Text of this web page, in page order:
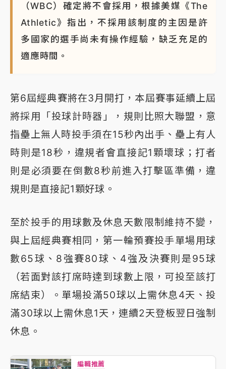
（WBC）確定將不會採用，根據美媒《The
Athletic》指出，不採用該制度的主因是許
多國家的選手尚未有操作經驗，缺乏充足的
適應時間。
第6屆經典賽將在3月開打，本屆賽事延續上屆
將採用「投球計時器」，規則比照大聯盟，意
指壘上無人時投手須在15秒內出手、壘上有人
時則是18秒，違規者會直接記1顆壞球；打者
則是必須要在倒數8秒前進入打擊區準備，違
規則是直接記1顆好球。
至於投手的用球數及休息天數限制維持不變，
與上屆經典賽相同，第一輪預賽投手單場用球
數65球、8強賽80球、4強及決賽則是95球
（若面對該打席時達到球數上限，可投至該打
席結束）。單場投滿50球以上需休息4天、投
滿30球以上需休息1天，連續2天登板翌日強制
休息。
編輯推薦